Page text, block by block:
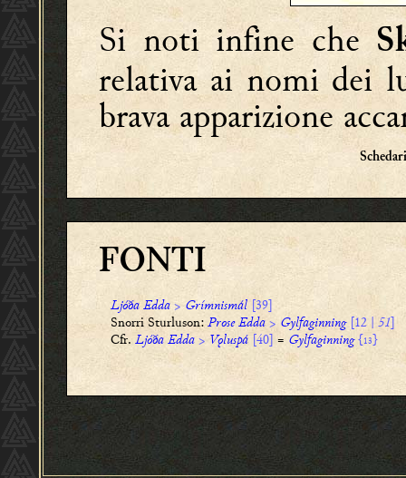
Si noti infine che
relativa ai nomi dei
brava apparizione
FONTI
Ljóða Edda >Grímnismál [39]
Snorri Sturluson: Prose Edda > Gylfaginning[12 | 51]
Cfr. Ljóða Edda > Vǫluspá [40] = Gylfaginning{13}